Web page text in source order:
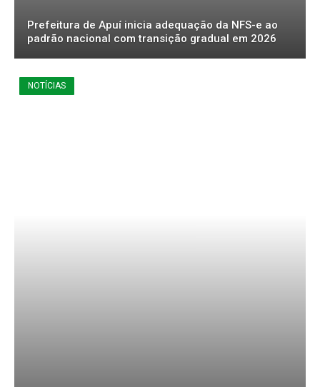
Prefeitura de Apuí inicia adequação da NFS-e ao
padrão nacional com transição gradual em 2026
NOTÍCIAS